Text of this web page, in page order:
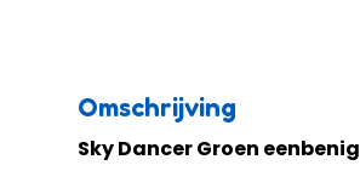
Omschrijving
Sky Dancer Groen eenbenig